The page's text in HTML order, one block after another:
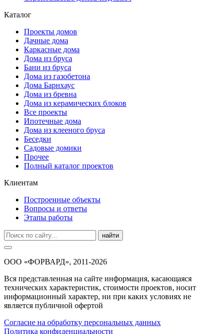
Каталог
Проекты домов
Дачные дома
Каркасные дома
Дома из бруса
Бани из бруса
Дома из газобетона
Дома Барнхаус
Дома из бревна
Дома из керамических блоков
Все проекты
Ипотечные дома
Дома из клееного бруса
Беседки
Садовые домики
Прочее
Полный каталог проектов
Клиентам
Построенные объекты
Вопросы и ответы
Этапы работы
найти
ООО «ФОРВАРД», 2011-2026
Вся представленная на сайте информация, касающаяся
технических характеристик, стоимости проектов, носит
информационный характер, ни при каких условиях не
является публичной офертой
Согласие на обработку персональных данных
Политика конфиденциальности